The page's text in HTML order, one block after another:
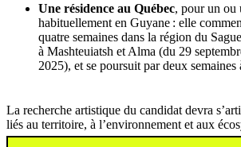
Une résidence au Québec, pour un ou
habituellement en Guyane : elle
quatre semaines dans la région du
à Mashteuiatsh et Alma (du 29
2025), et se poursuit par deux semaines
La recherche artistique du candidat devra
liés au territoire, à l’environnement et aux